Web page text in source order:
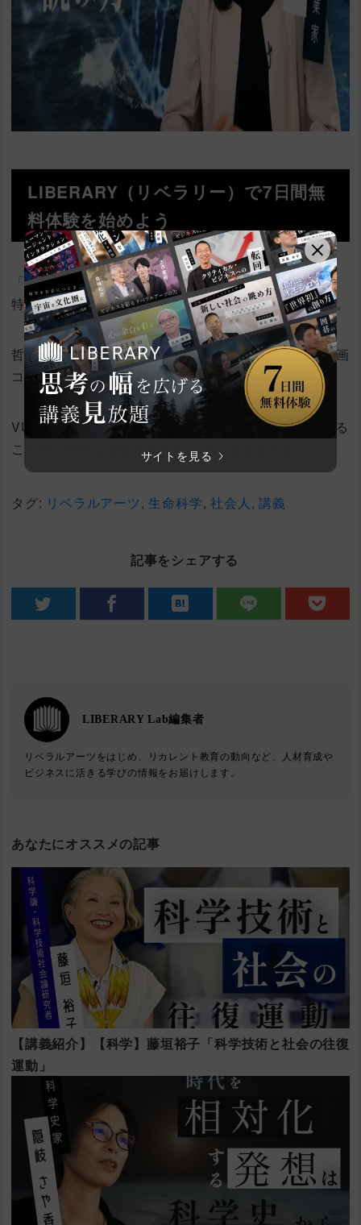
サイトを見る
LIBERARY（リベラリー）で7日間無
料体験を始めよう
「LIBERARY」（リベラリー）は、リベラルアーツに
特化したサブスクのオンライン動画学習サービスです。
哲学、文学、歴史、芸術、科学など、幅広い分野の動画
コンテンツを配信しています。
VUCAな時代においては幅広い視点、教養を身につける
ことで、自由な発想を生み出していきませんか？
タグ: リベラルアーツ,生命科学,社会人 ,講義
記事をシェアする
LIBERARY Lab編集者
リベラルアーツをはじめ、リカレント教育の動向など、人材育成や
ビジネスに活きる学びの情報をお届けします。
あなたにオススメの記事
【講義紹介】【科学】藤垣裕子「科学技術と社会の往復
運動」